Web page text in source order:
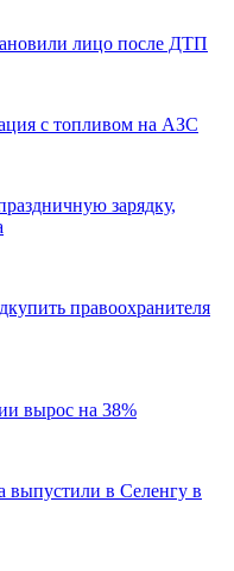
лицо после ДТП
с топливом на АЗС
зарядку,
правоохранителя
вырос на 38%
выпустили в Селенгу в